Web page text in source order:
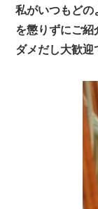
私がいつもどの
を懲りずにご紹
ダメだし大歓迎